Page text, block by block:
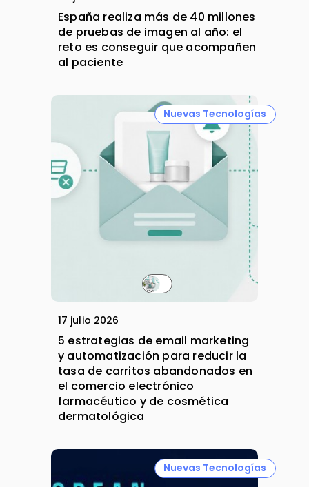
España realiza más de 40 millones
de pruebas de imagen al año: el
reto es conseguir que acompañen
al paciente
Nuevas Tecnologías
17 julio 2026
5 estrategias de email marketing
y automatización para reducir la
tasa de carritos abandonados en
el comercio electrónico
farmacéutico y de cosmética
dermatológica
Nuevas Tecnologías